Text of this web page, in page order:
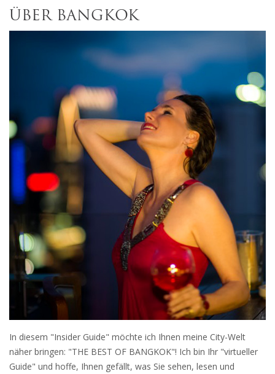
ÜBER BANGKOK
In diesem "Insider Guide" möchte ich Ihnen meine City-Welt
näher bringen: "THE BEST OF BANGKOK"! Ich bin Ihr "virtueller
Guide" und hoffe, Ihnen gefällt, was Sie sehen, lesen und